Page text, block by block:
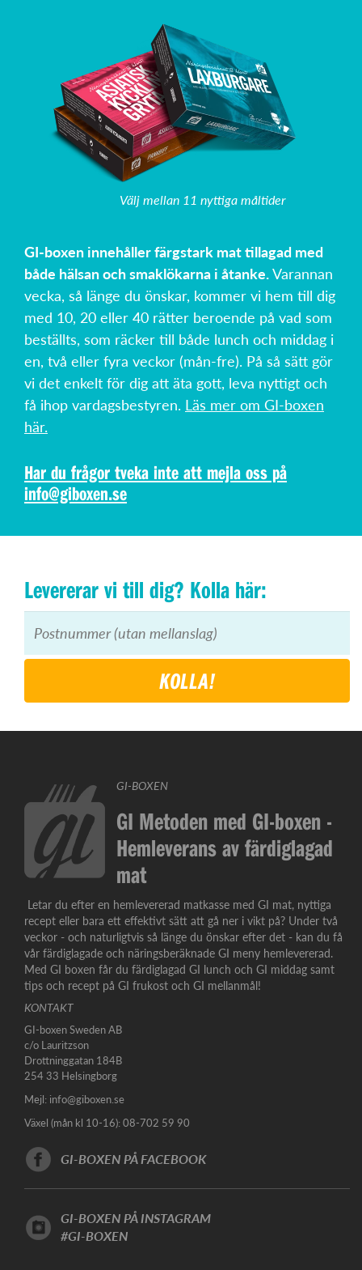
Välj mellan 11 nyttiga måltider
GI-boxen innehåller färgstark mat tillagad med
både hälsan och smaklökarna i åtanke.Varannan
vecka, så länge du önskar, kommer vi hem till dig
med 10, 20 eller 40 rätter beroende på vad som
beställts, som räcker till både lunch och middag i
en, två eller fyra veckor (mån-fre). På så sätt gör
vi det enkelt för dig att äta gott, leva nyttigt och
få ihop vardagsbestyren. Läs mer om GI-boxen
här.
Har du frågor tveka inte att mejla oss på
info@giboxen.se
Levererar vi till dig? Kolla här:
KOLLA!
GI-BOXEN
GI Metoden med GI-boxen -
Hemleverans av färdiglagad
mat
Letar du efter en hemlevererad matkasse med GI mat, nyttiga
recept eller bara ett effektivt sätt att gå ner i vikt på? Under två
veckor - och naturligtvis så länge du önskar efter det - kan du få
vår färdiglagade och näringsberäknade GI meny hemlevererad.
Med GI boxen får du färdiglagad GI lunch och GI middag samt
tips och recept på GI frukost och GI mellanmål!
KONTAKT
GI-boxen Sweden AB
c/o Lauritzson
Drottninggatan 184B
254 33 Helsingborg
Mejl: info@giboxen.se
Växel (mån kl 10-16): 08-702 59 90
GI-BOXEN PÅ FACEBOOK
GI-BOXEN PÅ INSTAGRAM
#GI-BOXEN